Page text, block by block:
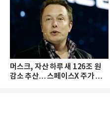
머스크, 자산 하루 새 126조 원
감소 추산… 스페이스X 주가 하